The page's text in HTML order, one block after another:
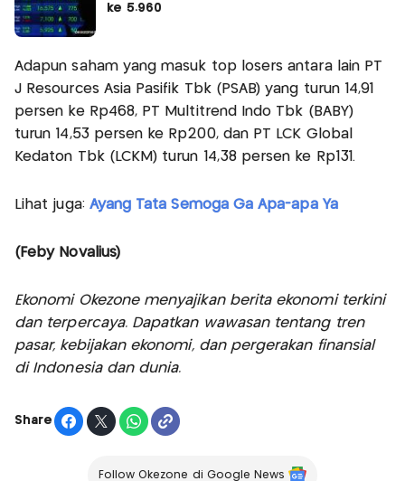
ke 5.960
Adapun saham yang masuk top losers antara lain PT
J Resources Asia Pasifik Tbk (PSAB) yang turun 14,91
persen ke Rp468, PT Multitrend Indo Tbk (BABY)
turun 14,53 persen ke Rp200, dan PT LCK Global
Kedaton Tbk (LCKM) turun 14,38 persen ke Rp131.
Lihat juga: Ayang Tata Semoga Ga Apa-apa Ya
(Feby Novalius)
Ekonomi Okezone menyajikan berita ekonomi terkini
dan terpercaya. Dapatkan wawasan tentang tren
pasar, kebijakan ekonomi, dan pergerakan finansial
di Indonesia dan dunia.
Share
Follow Okezone di Google News